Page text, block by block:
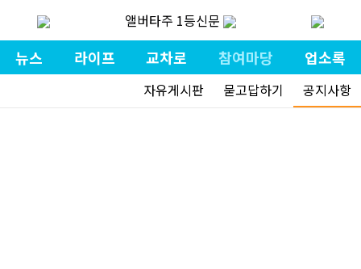
앨버타주 1등신문
뉴스 라이프 교차로 참여마당 업소록
자유게시판 묻고답하기 공지사항